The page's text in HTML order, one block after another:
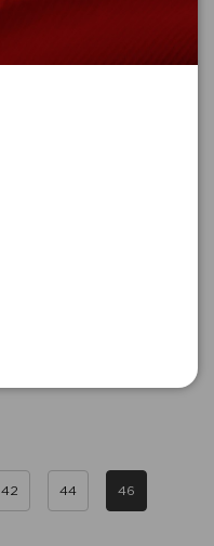
42 44 46